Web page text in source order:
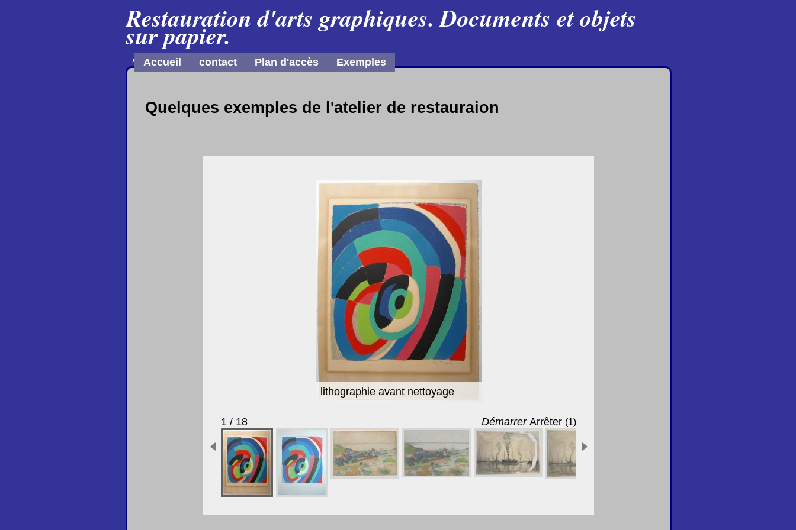
Restauration d'arts graphiques. Documents et objets
sur papier.
restaurateur papier
Quelques exemples de l'atelier de restauraion
lithographie avant nettoyage
1 / 18 Démarrer Arrêter (1)
Accueil contact Plan d'accès Exemples